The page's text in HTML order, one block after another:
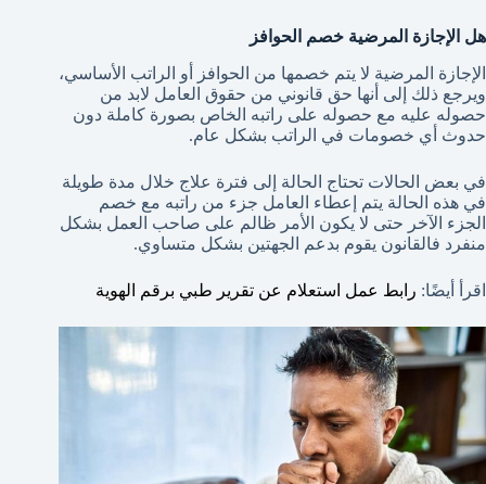
هل الإجازة المرضية خصم الحوافز
الإجازة المرضية لا يتم خصمها من الحوافز أو الراتب الأساسي،
ويرجع ذلك إلى أنها حق قانوني من حقوق العامل لابد من
حصوله عليه مع حصوله على راتبه الخاص بصورة كاملة دون
حدوث أي خصومات في الراتب بشكل عام.
في بعض الحالات تحتاج الحالة إلى فترة علاج خلال مدة طويلة
في هذه الحالة يتم إعطاء العامل جزء من راتبه مع خصم
الجزء الآخر حتى لا يكون الأمر ظالم على صاحب العمل بشكل
منفرد فالقانون يقوم بدعم الجهتين بشكل متساوي.
اقرأ أيضًا: رابط عمل استعلام عن تقرير طبي برقم الهوية